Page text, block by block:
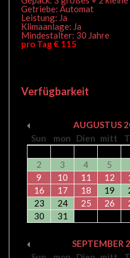
Getriebe: Automat
Leistung: Ja
Klimaanlage: Ja
Mindestalter: 30 Jahre
pro Tag € 115
Verfügbarkeit
AUGUSTUS
Sun
mon Dien mitt
2
3 4 5
9
10 11 12
16
17 18 19
23
24 25 26
30
31
SEPTEMBER